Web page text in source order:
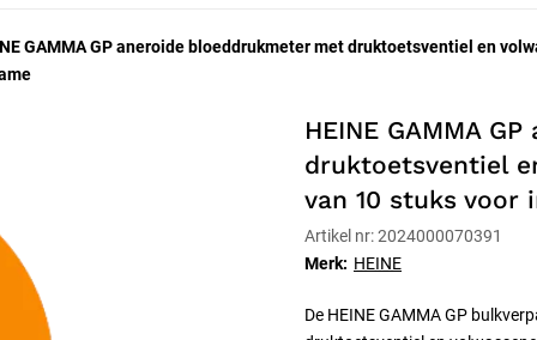
GAMMA GP aneroide bloeddrukmeter met druktoetsventiel en
HEINE GAMMA
druktoetsventiel
van 10 stuks
Merk: HEINE
Artikel nr: 2024000070391
De HEINE GAMMA GP